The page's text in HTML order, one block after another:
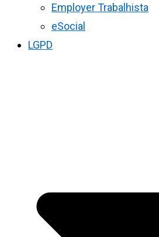
Employer Trabalhista
eSocial
LGPD